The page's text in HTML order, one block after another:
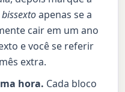
apenas se a
cair em um ano
e você se referir
extra.
hora. Cada bloco